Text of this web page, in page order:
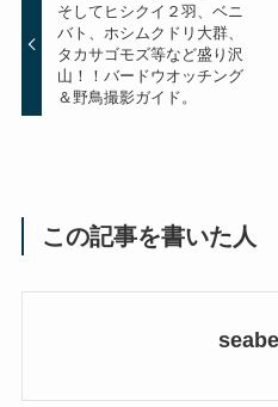
そしてヒシクイ２羽、ベニ
バト、ホシムクドリ大群、
タカサゴモズ等など盛り沢
山！！バードウオッチング
＆野鳥撮影ガイド。
この記事を書いた人